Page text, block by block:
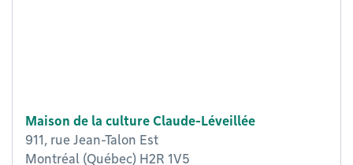
Maison de la culture Claude-Léveillée
911, rue Jean-Talon Est
Montréal (Québec) H2R 1V5